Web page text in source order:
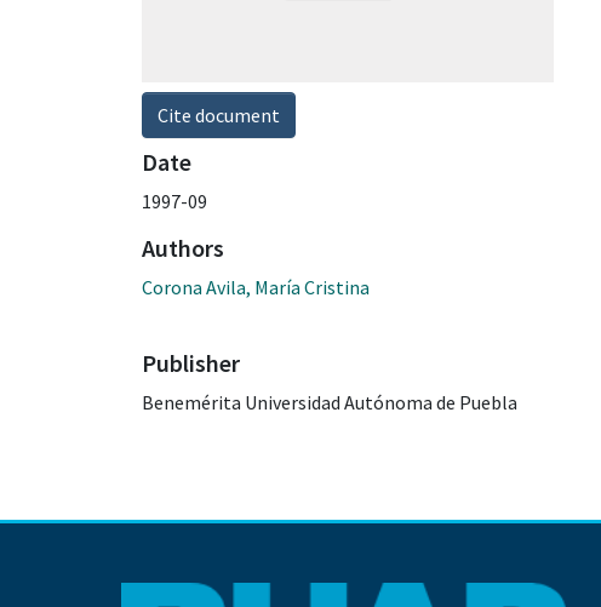
Cite document
Date
1997-09
Authors
Corona Avila, María Cristina
Publisher
Benemérita Universidad Autónoma de Puebla